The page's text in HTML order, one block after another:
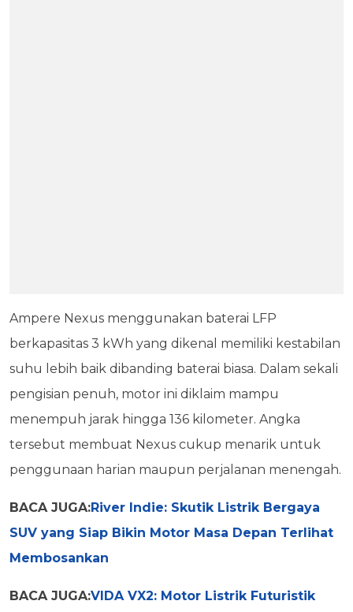
Ampere Nexus menggunakan baterai LFP
berkapasitas 3 kWh yang dikenal memiliki kestabilan
suhu lebih baik dibanding baterai biasa. Dalam sekali
pengisian penuh, motor ini diklaim mampu
menempuh jarak hingga 136 kilometer. Angka
tersebut membuat Nexus cukup menarik untuk
penggunaan harian maupun perjalanan menengah.
BACA JUGA:River Indie: Skutik Listrik Bergaya
SUV yang Siap Bikin Motor Masa Depan Terlihat
Membosankan
BACA JUGA:VIDA VX2: Motor Listrik Futuristik